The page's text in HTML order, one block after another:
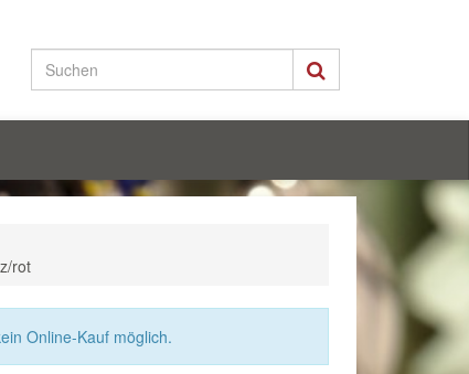
rot
Online-Kauf möglich.